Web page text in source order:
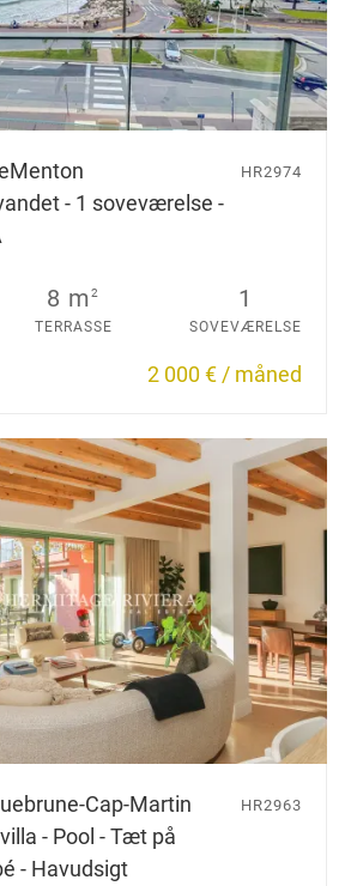
Menton
- 1 soveværelse -
HR2974
8 m2
TERRASSE
1
SOVEVÆRELSE
2 000 € / måned
Cap-Martin
- Pool - Tæt på
- Havudsigt
HR2963